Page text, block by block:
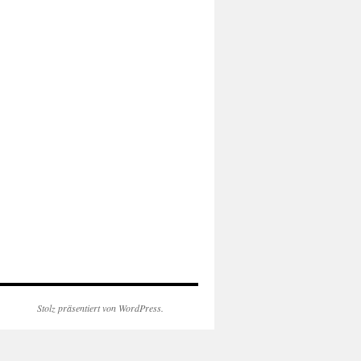
Stolz präsentiert von WordPress.